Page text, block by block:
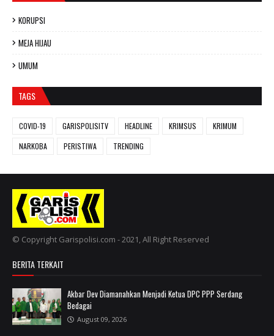
KORUPSI
MEJA HIJAU
UMUM
TAGS
COVID-19 GARISPOLISITV HEADLINE KRIMSUS
KRIMUM
NARKOBA
PERISTIWA TRENDING
© Copyright Garispolisi.com - 2021, All Right Reserved
BERITA TERKAIT
Akbar Dev Diamanahkan Menjadi Ketua DPC PPP Serdang
Bedagai
August 09, 2026